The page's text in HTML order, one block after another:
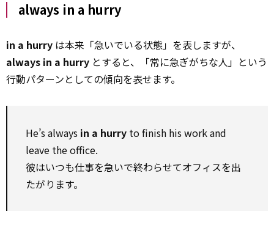
always in a hurry
in a hurry は本来「急いでいる状態」を表しますが、
always in a hurry とすると、「常に急ぎがちな人」という
行動パターンとしての傾向を表せます。
He’s always in a hurry to finish his work and
leave the office.
彼はいつも仕事を急いで終わらせてオフィスを出
たがります。